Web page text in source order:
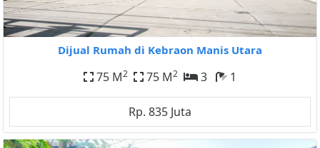
Dijual Rumah di Kebraon Manis Utara
75 M2 75 M2 3 1
Rp. 835 Juta